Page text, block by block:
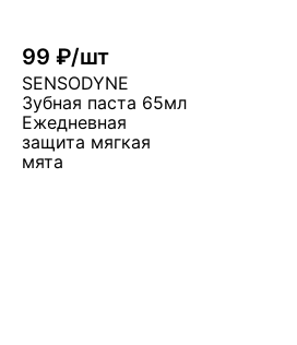
99 ₽/шт
SENSODYNE
Зубная паста 65мл
Ежедневная
защита мягкая
мята